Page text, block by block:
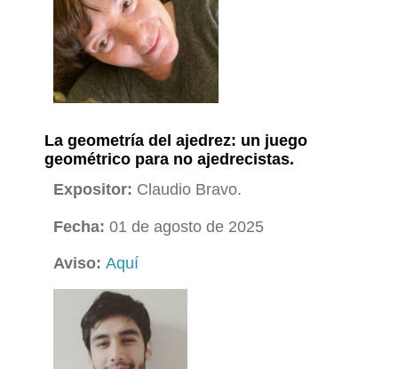
La geometría del ajedrez: un juego
geométrico para no ajedrecistas.
Expositor: Claudio Bravo.
Fecha: 01 de agosto de 2025
Aviso: Aquí